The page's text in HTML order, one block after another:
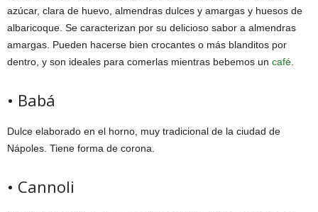
azúcar, clara de huevo, almendras dulces y amargas y huesos de
albaricoque. Se caracterizan por su delicioso sabor a almendras
amargas. Pueden hacerse bien crocantes o más blanditos por
dentro, y son ideales para comerlas mientras bebemos un café
• Babá
Dulce elaborado en el horno, muy tradicional de la ciudad de
Nápoles. Tiene forma de corona.
• Cannoli